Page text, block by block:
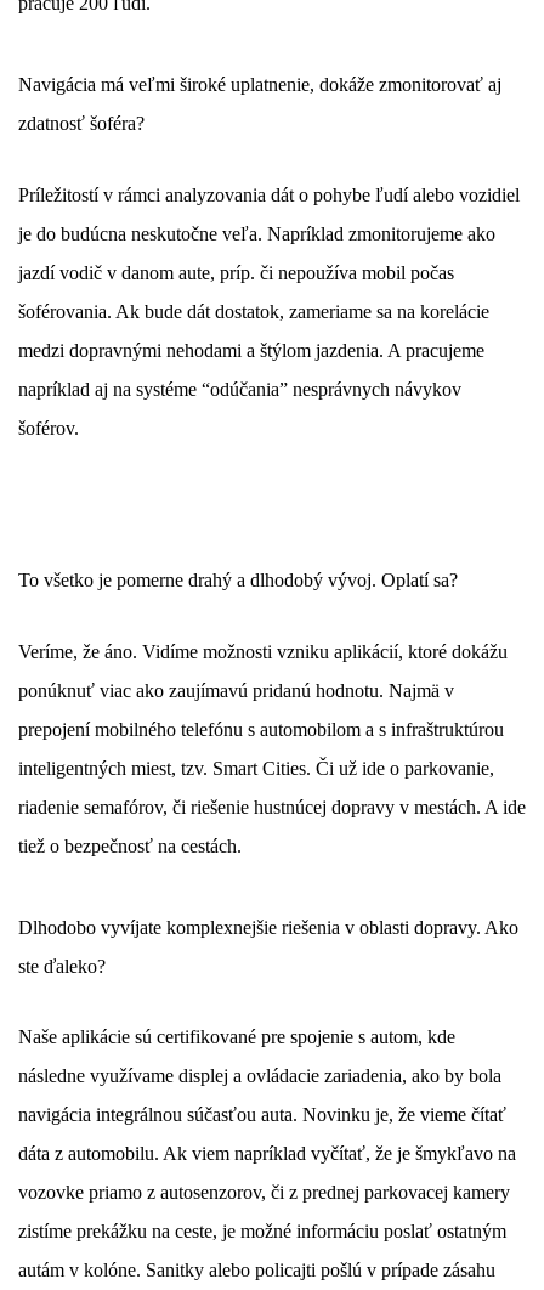
Navigácia má veľmi široké uplatnenie, dokáže zmonitorovať aj
zdatnosť šoféra?
Príležitostí v rámci analyzovania dát o pohybe ľudí alebo vozidiel
je do budúcna neskutočne veľa. Napríklad zmonitorujeme ako
jazdí vodič v danom aute, príp. či nepoužíva mobil počas
šoférovania. Ak bude dát dostatok, zameriame sa na korelácie
medzi dopravnými nehodami a štýlom jazdenia. A pracujeme
napríklad aj na systéme “odúčania” nesprávnych návykov
šoférov.
To všetko je pomerne drahý a dlhodobý vývoj. Oplatí sa?
Veríme, že áno. Vidíme možnosti vzniku aplikácií, ktoré dokážu
ponúknuť viac ako zaujímavú pridanú hodnotu. Najmä v
prepojení mobilného telefónu s automobilom a s infraštruktúrou
inteligentných miest, tzv. Smart Cities. Či už ide o parkovanie,
riadenie semafórov, či riešenie hustnúcej dopravy v mestách. A ide
tiež o bezpečnosť na cestách.
Dlhodobo vyvíjate komplexnejšie riešenia v oblasti dopravy. Ako
ste ďaleko?
Naše aplikácie sú certifikované pre spojenie s autom, kde
následne využívame displej a ovládacie zariadenia, ako by bola
navigácia integrálnou súčasťou auta. Novinku je, že vieme čítať
dáta z automobilu. Ak viem napríklad vyčítať, že je šmykľavo na
vozovke priamo z autosenzorov, či z prednej parkovacej kamery
zistíme prekážku na ceste, je možné informáciu poslať ostatným
autám v kolóne. Sanitky alebo policajti pošlú v prípade zásahu